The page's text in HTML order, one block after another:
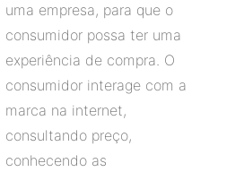
uma empresa, para que o
consumidor possa ter uma
experiência de compra. O
consumidor interage com a
marca na internet,
consultando preço,
conhecendo as